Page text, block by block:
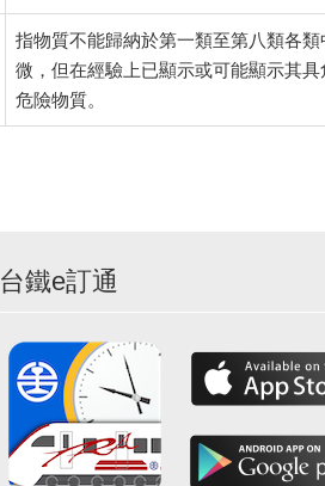
指物質不能歸納於第一類至第八類各
微，但在經驗上已顯示或可能顯示其
危險物質。
台鐵e訂通